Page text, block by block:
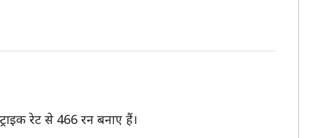
रेट से 466 रन बनाए हैं।